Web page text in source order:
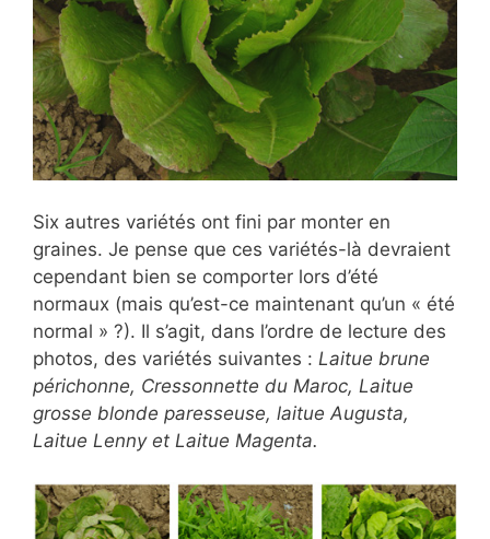
Six autres variétés ont fini par monter en
graines. Je pense que ces variétés-là devraient
cependant bien se comporter lors d’été
normaux (mais qu’est-ce maintenant qu’un « été
normal » ?). Il s’agit, dans l’ordre de lecture des
photos, des variétés suivantes : Laitue brune
périchonne, Cressonnette du Maroc, Laitue
grosse blonde paresseuse, laitue Augusta,
Laitue Lenny et Laitue Magenta.